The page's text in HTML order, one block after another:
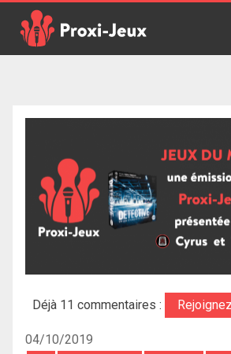
content
Déjà 11 commentaires :
04/10/2019